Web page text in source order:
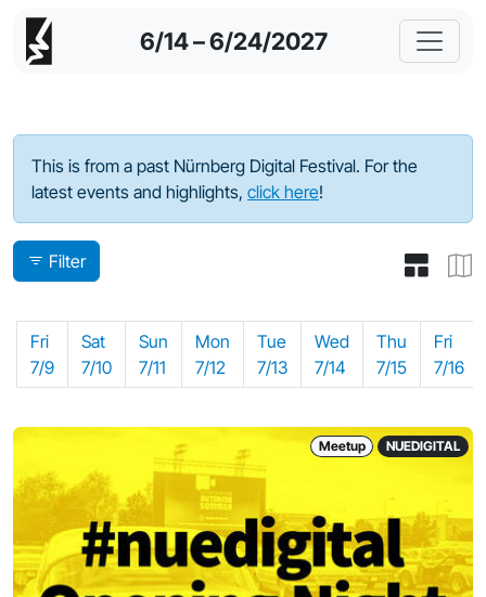
6/14 – 6/24/2027
Program - 2021
This is from a past Nürnberg Digital Festival. For the
latest events and highlights, click here!
Filter
Fri
7/9
Sat
7/10
Sun
7/11
Mon
7/12
Tue
7/13
Wed
7/14
Thu
7/15
Fri
7/16
Meetup NUEDIGITAL